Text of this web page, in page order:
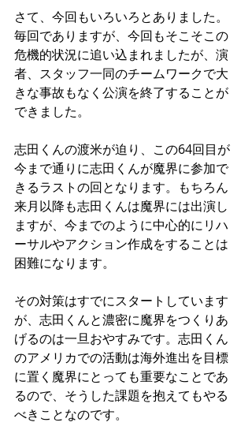
さて、今回もいろいろとありました。
毎回でありますが、今回もそこそこの
危機的状況に追い込まれましたが、演
者、スタッフ一同のチームワークで大
きな事故もなく公演を終了することが
できました。
志田くんの渡米が迫り、この64回目が
今まで通りに志田くんが魔界に参加で
きるラストの回となります。もちろん
来月以降も志田くんは魔界には出演し
ますが、今までのように中心的にリハ
ーサルやアクション作成をすることは
困難になります。
その対策はすでにスタートしています
が、志田くんと濃密に魔界をつくりあ
げるのは一旦おやすみです。志田くん
のアメリカでの活動は海外進出を目標
に置く魔界にとっても重要なことであ
るので、そうした課題を抱えてもやる
べきことなのです。